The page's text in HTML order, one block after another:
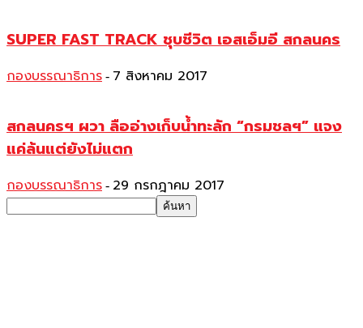
SUPER FAST TRACK ชุบชีวิต เอสเอ็มอี สกลนคร
กองบรรณาธิการ - 7 สิงหาคม 2017
สกลนครฯ ผวา ลืออ่างเก็บน้ำทะลัก “กรมชลฯ” แจง
แค่ล้นแต่ยังไม่แตก
กองบรรณาธิการ - 29 กรกฎาคม 2017